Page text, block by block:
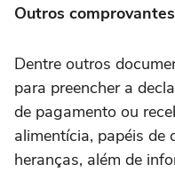
Outros comprovantes
Dentre outros
para preencher a
de pagamento ou
alimentícia, papéis de
heranças, além de